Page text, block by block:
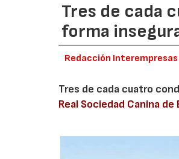
Tres de cada
forma
Redacción Interempresas
Tres de cada cuatro
Real Sociedad Canina de